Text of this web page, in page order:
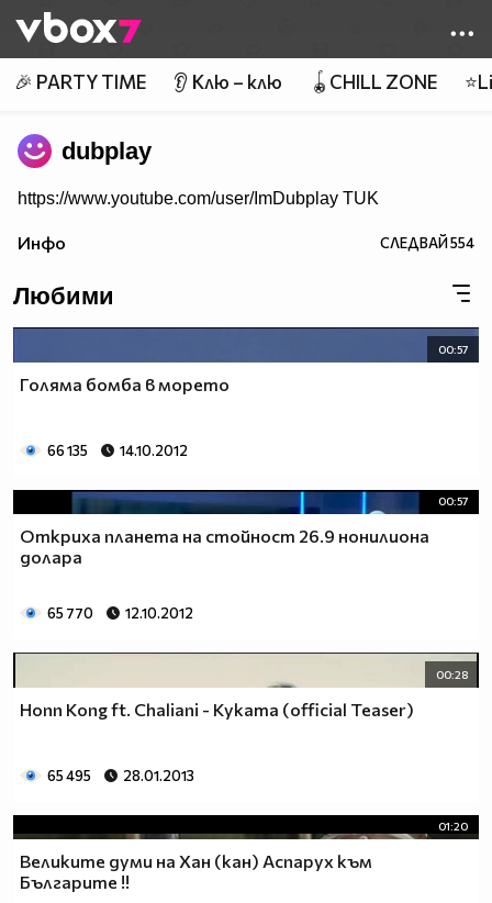
👾
🎉 PARTY TIME 👂 Клю – клю 🪀CHILL ZONE
dubplay
https://www.youtube.com/user/ImDubplay TUK
Инфо СЛЕДВАЙ554
Любими
00:57
Голяма бомба в морето
66 135 14.10.2012
00:57
Откриха планета на стойност 26.9 нонилиона
долара
65 770 12.10.2012
00:28
Honn Kong ft. Chaliani - Куката (official Teaser)
65 495 28.01.2013
01:20
Великите думи на Хан (кан) Аспарух към
Българите !!